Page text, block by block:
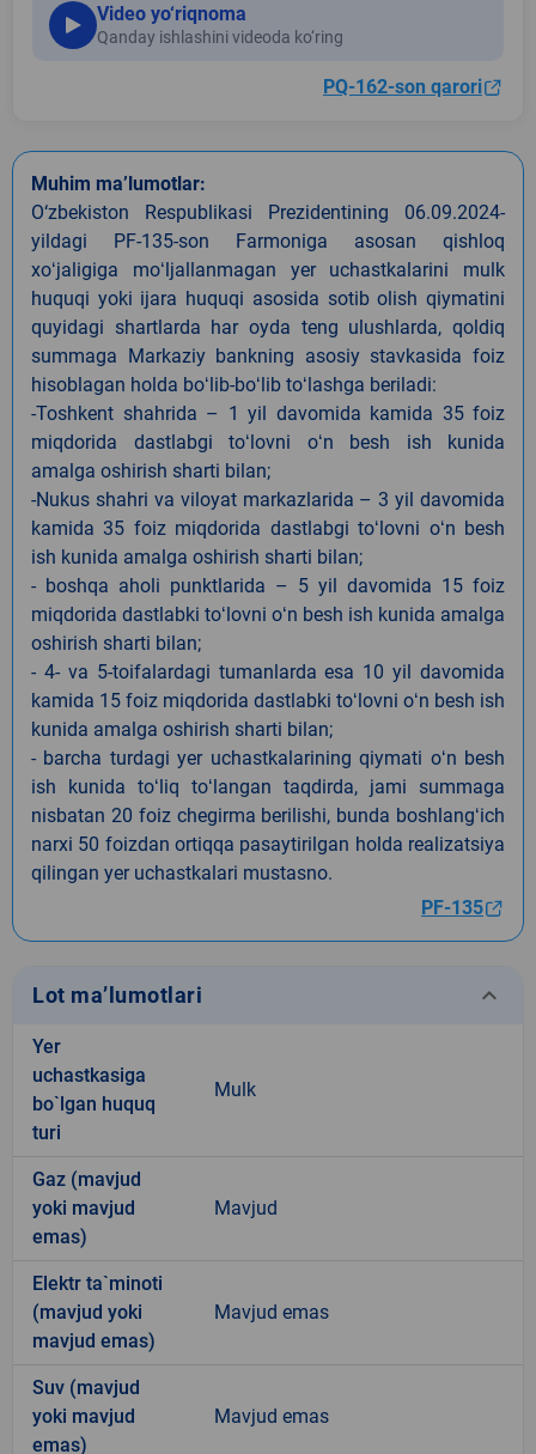
Video yo‘riqnoma
Qanday ishlashini videoda ko‘ring
PQ-162-son qarori
Muhim ma’lumotlar:
O‘zbekiston Respublikasi Prezidentining 06.09.2024-
yildagi PF-135-son Farmoniga asosan qishloq
xoʻjaligiga moʻljallanmagan yer uchastkalarini mulk
huquqi yoki ijara huquqi asosida sotib olish qiymatini
quyidagi shartlarda har oyda teng ulushlarda, qoldiq
summaga Markaziy bankning asosiy stavkasida foiz
hisoblagan holda boʻlib-boʻlib toʻlashga beriladi:
-Toshkent shahrida – 1 yil davomida kamida 35 foiz
miqdorida dastlabgi toʻlovni oʻn besh ish kunida
amalga oshirish sharti bilan;
-Nukus shahri va viloyat markazlarida – 3 yil davomida
kamida 35 foiz miqdorida dastlabgi toʻlovni oʻn besh
ish kunida amalga oshirish sharti bilan;
- boshqa aholi punktlarida – 5 yil davomida 15 foiz
miqdorida dastlabki toʻlovni oʻn besh ish kunida amalga
oshirish sharti bilan;
- 4- va 5-toifalardagi tumanlarda esa 10 yil davomida
kamida 15 foiz miqdorida dastlabki toʻlovni oʻn besh ish
kunida amalga oshirish sharti bilan;
- barcha turdagi yer uchastkalarining qiymati oʻn besh
ish kunida toʻliq toʻlangan taqdirda, jami summaga
nisbatan 20 foiz chegirma berilishi, bunda boshlangʻich
narxi 50 foizdan ortiqqa pasaytirilgan holda realizatsiya
qilingan yer uchastkalari mustasno.
PF-135
Lot ma’lumotlari keyboard_arrow_down
Yer
uchastkasiga
bo`lgan huquq
turi
Mulk
Gaz (mavjud
yoki mavjud
emas)
Mavjud
Elektr ta`minoti
(mavjud yoki
mavjud emas)
Mavjud emas
Suv (mavjud
yoki mavjud
emas)
Mavjud emas